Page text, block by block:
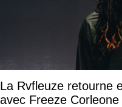
La Rvfleuze retourne
avec Freeze Corleone